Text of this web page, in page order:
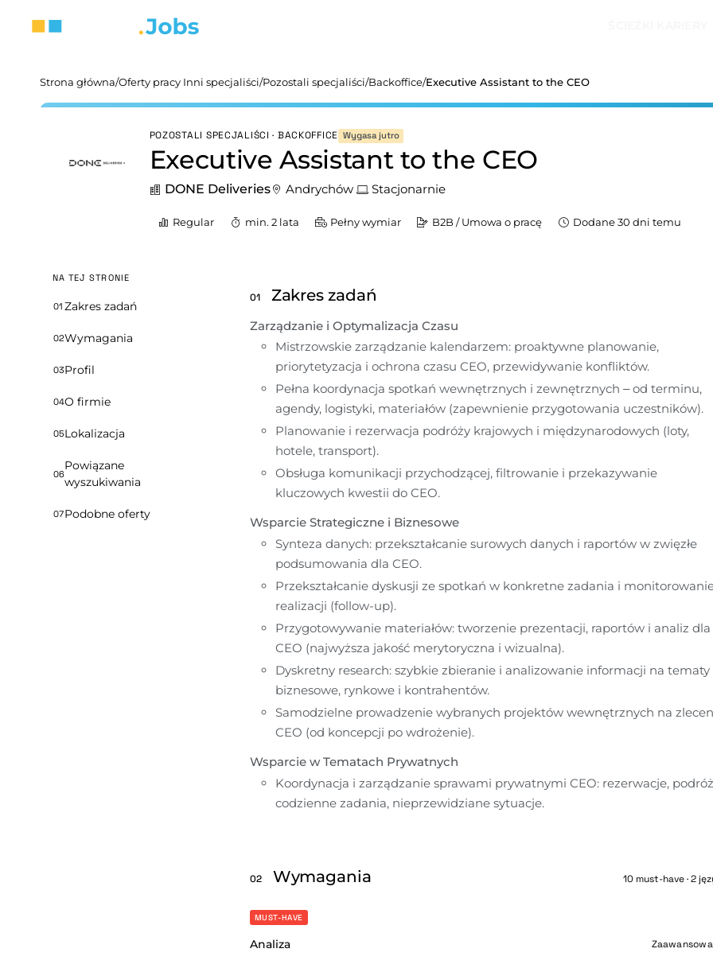
Strona główna/Oferty pracy Inni specjaliści/Pozostali specjaliści/Backoffice/Executive Assistant to the CEO
POZOSTALI SPECJALIŚCI · BACKOFFICE Wygasa jutro
Executive Assistant to the CEO
DONE Deliveries Andrychów Stacjonarnie
Regular min. 2 lata Pełny wymiar B2B / Umowa o pracę Dodane 30 dni temu
NA TEJ STRONIE
01 Zakres zadań
02Wymagania
03Profil
04O firmie
05Lokalizacja
06
Powiązane
wyszukiwania
07Podobne oferty
01 Zakres zadań
Zarządzanie i Optymalizacja Czasu
Mistrzowskie zarządzanie kalendarzem: proaktywne planowanie,
priorytetyzacja i ochrona czasu CEO, przewidywanie konfliktów.
Pełna koordynacja spotkań wewnętrznych i zewnętrznych – od terminu,
agendy, logistyki, materiałów (zapewnienie przygotowania uczestników).
Planowanie i rezerwacja podróży krajowych i międzynarodowych (loty,
hotele, transport).
Obsługa komunikacji przychodzącej, filtrowanie i przekazywanie
kluczowych kwestii do CEO.
Wsparcie Strategiczne i Biznesowe
Synteza danych: przekształcanie surowych danych i raportów w zwięzłe
podsumowania dla CEO.
Przekształcanie dyskusji ze spotkań w konkretne zadania i
realizacji (follow-up).
Przygotowywanie materiałów: tworzenie prezentacji, raportów i analiz dla
CEO (najwyższa jakość merytoryczna i wizualna).
Dyskretny research: szybkie zbieranie i analizowanie informacji na tematy
biznesowe, rynkowe i kontrahentów.
Samodzielne prowadzenie wybranych projektów wewnętrznych na
CEO (od koncepcji po wdrożenie).
Wsparcie w Tematach Prywatnych
Koordynacja i zarządzanie sprawami prywatnymi CEO: rezerwacje,
codzienne zadania, nieprzewidziane sytuacje.
02 Wymagania 10 must-have · 2
MUST-HAVE
Analiza